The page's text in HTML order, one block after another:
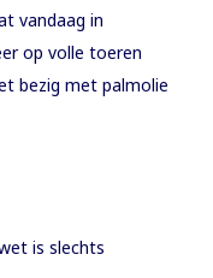
vandaag in
op volle toeren
bezig met palmolie
is slechts